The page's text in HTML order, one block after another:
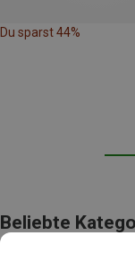
Du sparst 44%
Beliebte